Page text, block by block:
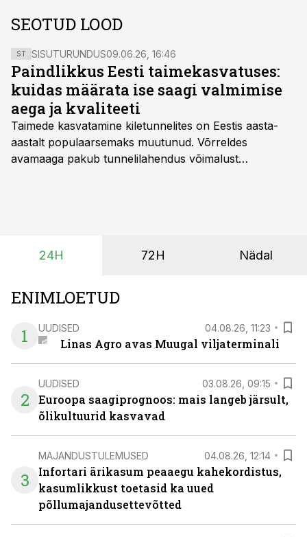
SEOTUD LOOD
ST SISUTURUNDUS09.06.26, 16:46
Paindlikkus Eesti taimekasvatuses:
kuidas määrata ise saagi valmimise
aega ja kvaliteeti
Taimede kasvatamine kiletunnelites on Eestis aasta-
aastalt populaarsemaks muutunud. Võrreldes
avamaaga pakub tunnelilahendus võimalust
24H 72H Nädal
ENIMLOETUD
1
UUDISED 04.08.26, 11:23
Linas Agro avas Muugal viljaterminali
2
UUDISED 03.08.26, 09:15
Euroopa saagiprognoos: mais langeb järsult,
õlikultuurid kasvavad
3
MAJANDUSTULEMUSED 04.08.26, 12:14
Infortari ärikasum peaaegu kahekordistus,
kasumlikkust toetasid ka uued
põllumajandusettevõtted